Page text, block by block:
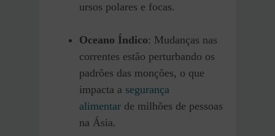
ursos polares e focas.
Oceano Índico: Mudanças nas
correntes estão perturbando os
padrões das monções, o que
impacta a segurança
alimentar de milhões de pessoas
na Ásia.